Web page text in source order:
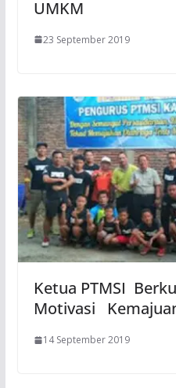
UMKM
23 September 2019
Ketua PTMSI
Motivasi
14 September 2019